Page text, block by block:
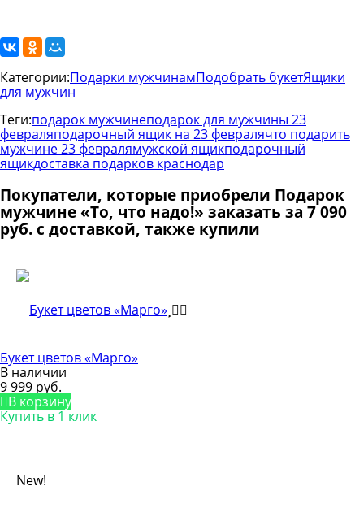
Категории:Подарки мужчинамПодобрать букетЯщики
для мужчин
Теги:подарок мужчинеподарок для мужчины 23
февраляподарочный ящик на 23 февралячто подарить
мужчине 23 февралямужской ящикподарочный
ящикдоставка подарков краснодар
Покупатели, которые приобрели Подарок
мужчине «То, что надо!» заказать за 7 090
руб. с доставкой, также купили
Букет цветов «Марго»
В наличии
9 999 руб.
В корзину
Купить в 1 клик
New!